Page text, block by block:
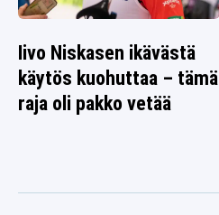
Iivo Niskasen ikävästä
käytös kuohuttaa – tämä
raja oli pakko vetää